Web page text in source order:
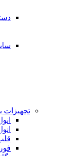
تجهیزات